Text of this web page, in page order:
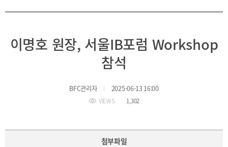
금융생태계
입주환경
소개
협력
이명호 원장, 서울IB포럼 Workshop
참석
BFC관리자 2025-06-13 16:00
VIEWS 1,302
첨부파일